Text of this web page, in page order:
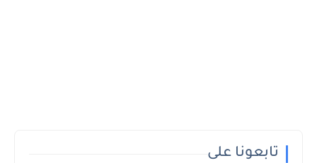
تابعونا على